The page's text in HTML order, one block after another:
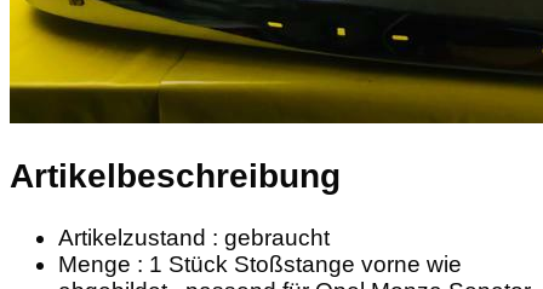
Artikelbeschreibung
Artikelzustand : gebraucht
Menge : 1 Stück Stoßstange vorne wie